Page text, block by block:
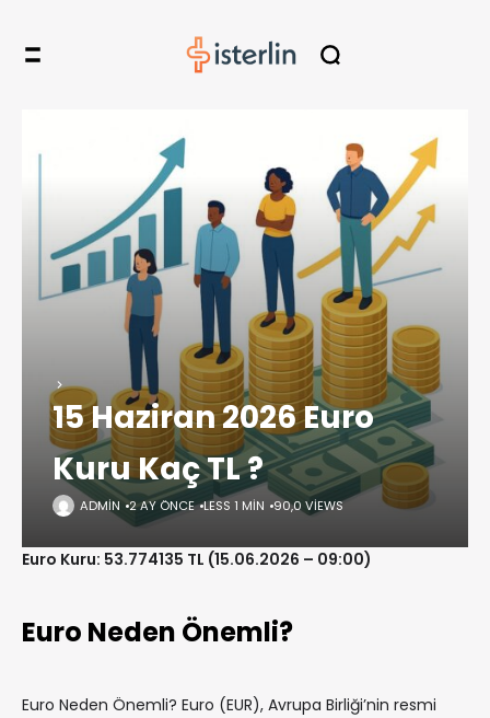
15 Haziran 2026 Euro
Kuru Kaç TL ?
ADMIN 2 AY ÖNCE LESS 1 MIN 90,0 VIEWS
Euro Kuru: 53.774135 TL (15.06.2026 – 09:00)
Euro Neden Önemli?
Euro Neden Önemli? Euro (EUR), Avrupa Birliği’nin resmi